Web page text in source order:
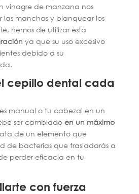
vinagre de manzana nos
manchas y blanquear los
hemos de utilizar esta
ya que su uso excesivo
debido a su
cepillo dental cada
manual o tu cabezal en un
ser cambiado en un máximo
de un elemento que
de bacterias que trasladarás a
perder eficacia en tu
con fuerza